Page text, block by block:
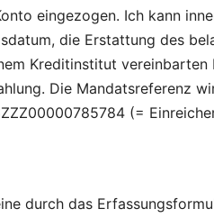
eingezogen. Ich kann
die Erstattung des
Kreditinstitut vereinbarten
Die Mandatsreferenz
(=
durch das